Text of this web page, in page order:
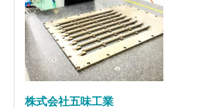
株式会社五味工業